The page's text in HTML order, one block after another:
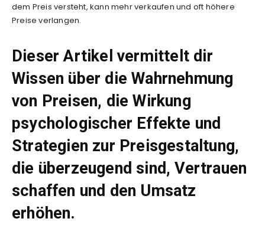
dem Preis versteht, kann mehr verkaufen und oft höhere
Preise verlangen.
Dieser Artikel vermittelt dir
Wissen über die Wahrnehmung
von Preisen, die Wirkung
psychologischer Effekte und
Strategien zur Preisgestaltung,
die überzeugend sind, Vertrauen
schaffen und den Umsatz
erhöhen.